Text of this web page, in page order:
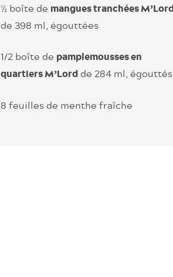
½ boîte de mangues tranchées M’Lord
de 398 ml, égouttées
1/2 boîte de pamplemousses en
quartiers M’Lord de 284 ml, égouttés
8 feuilles de menthe fraîche